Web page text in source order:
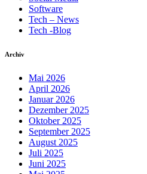
Software
Tech – News
Tech -Blog
Archiv
Mai 2026
April 2026
Januar 2026
Dezember 2025
Oktober 2025
September 2025
August 2025
Juli 2025
Juni 2025